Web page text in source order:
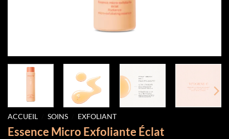
ACCUEIL SOINS EXFOLIANT
Essence Micro Exfoliante Éclat